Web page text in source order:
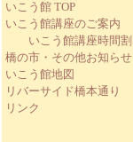
いこう館 TOP
いこう館講座のご案内
いこう館講座時間割
橋の市・その他お知らせ
いこう館地図
リバーサイド橋本通り
リンク